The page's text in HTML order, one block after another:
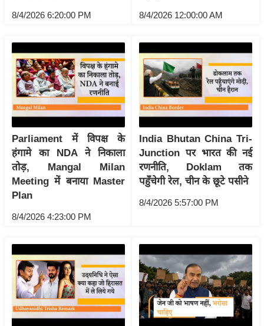
य
प
र
स
मी
क्षा
ध
र्म
ज्यो
ति
ष
प्र
हि
मा
ध
8/4/2026 6:20:00 PM 8/4/2026 12:00:00 AM
Parliament में विपक्ष के
हंगामे का NDA ने निकाला
तोड़, Mangal Milan
Meeting में बनाया Master
Plan
8/4/2026 4:23:00 PM
India Bhutan China Tri-
Junction पर भारत की नई
रणनीति, Doklam तक
पहुँचेगी रेल, चीन के छूटे पसीने
8/4/2026 5:57:00 PM